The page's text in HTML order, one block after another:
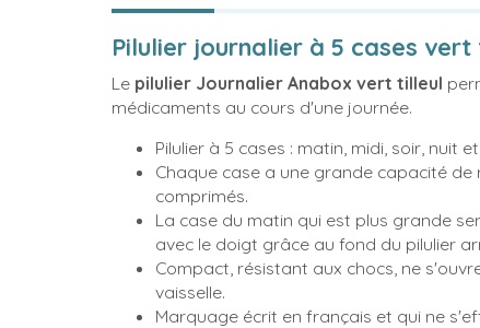
Pilulier journalier à 5 cases
Le pilulier Journalier Anabox vert tilleul
médicaments au cours d'une journée.
Pilulier à 5 cases : matin, midi, soir, nuit
Chaque case a une grande capacité
comprimés.
La case du matin qui est plus grande
avec le doigt grâce au fond du pilulier
Compact, résistant aux chocs, ne
vaisselle.
Marquage écrit en français et qui ne